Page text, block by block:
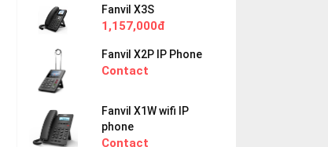
Fanvil X3S
1,157,000đ
Fanvil X2P IP Phone
Contact
Fanvil X1W wifi IP
phone
Contact